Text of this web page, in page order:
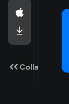
Collapse